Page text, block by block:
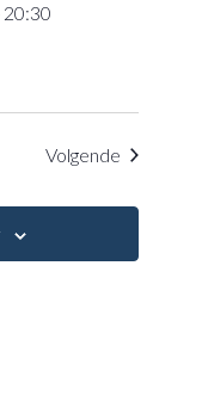
20:30
Volgende